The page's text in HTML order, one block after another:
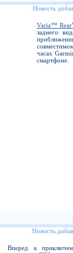
Новость
Varia™
заднего
часах
смартфоне.
Новость
Вперед к